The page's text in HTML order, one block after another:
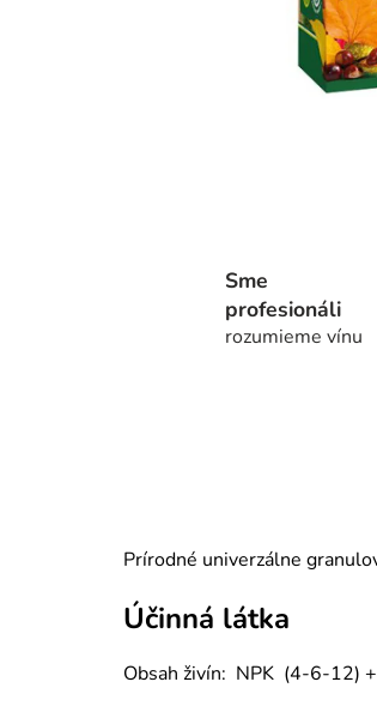
Sme
profesionáli
rozumieme vínu
Prírodné univerzálne
Účinná látka
Obsah živín: NPK (4-6-12)